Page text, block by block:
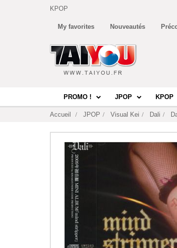
KPOP
My favorites Nouveautés
PROMO ! JPOP KPOP
Accueil JPOP Visual Kei Dali